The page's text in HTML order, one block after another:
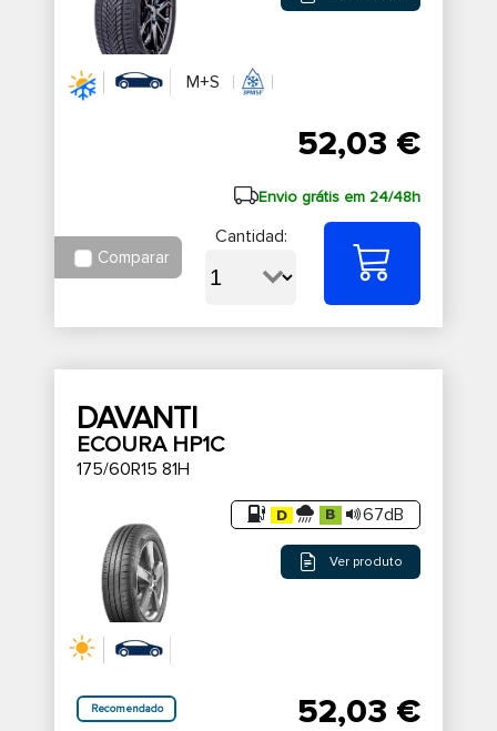
M+S
52,03 €
Envio grátis em 24/48h
Comparar
Cantidad:
DAVANTI
ECOURA HP1C
175/60R15 81H
67dB
Ver produto
Recomendado 52,03 €